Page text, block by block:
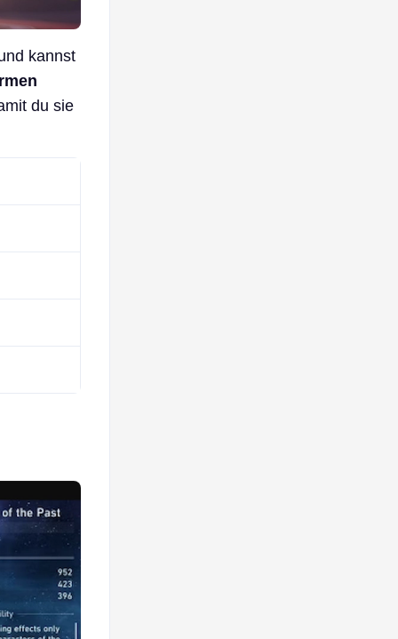
kannst
du sie